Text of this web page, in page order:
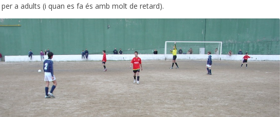
per a adults (i quan es fa és amb molt de retard).